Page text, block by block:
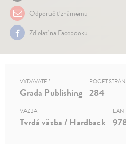
Odporučiť známemu
Zdielať na Facebooku
VYDAVATEĽ
Grada Publishing
POČET STRÁN
284
VÄZBA
Tvrdá väzba / Hardback
EAN